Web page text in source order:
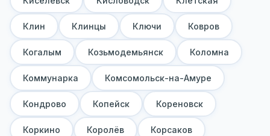
Клин Клинцы Ключи Ковров
Когалым Козьмодемьянск Коломна
Коммунарка Комсомольск-на-Амуре
Кондрово Копейск Кореновск
Коркино Королёв Корсаков